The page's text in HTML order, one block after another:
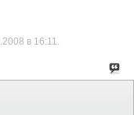
в 16:11